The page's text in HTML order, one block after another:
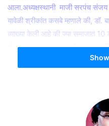
आला.अध्यक्षस्थानी माजी सरपंच संजय
यावेळी श्रीकांत कसबे म्हणाले की, डॉ.
व्याख्या केली आहे की ज्या समाजात
तो समाज प्रगल्भ आहे असे समजले
75 वर्षात देगांव गावातून पहिली
तसेच सरकार आरक्षण खतम
आहे या बाबीकडे सर्वांनी गांभीर्याने